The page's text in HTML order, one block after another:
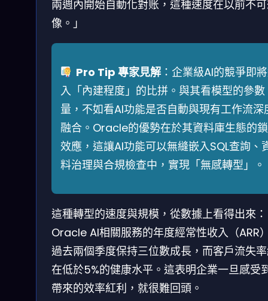
兩週內開始自動化對账，這種速度在以前不
像。」
Pro Tip 專家見解：企業級AI的競爭即
入「內建程度」的比拼。與其看模型的參數
量，不如看AI功能是否自動與現有工作流深
融合。Oracle的優勢在於其資料庫生態的
效應，這讓AI功能可以無縫嵌入SQL查詢、
料治理與合規檢查中，實現「無感轉型」。
這種轉型的速度與規模，從數據上看得出來：
Oracle AI相關服務的年度經常性收入（ARR
過去兩個季度保持三位數成長，而客戶流失
在低於5%的健康水平。這表明企業一旦感受
帶來的效率紅利，就很難回頭。